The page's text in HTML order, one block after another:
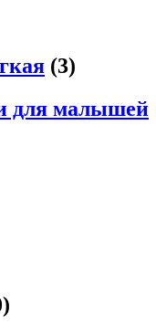
(3)
для малышей